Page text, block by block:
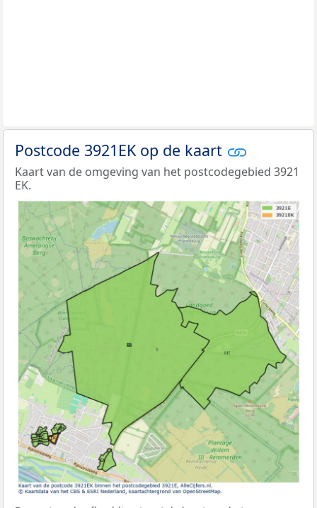
Postcode 3921EK op de kaart
Kaart van de omgeving van het postcodegebied 3921
EK.